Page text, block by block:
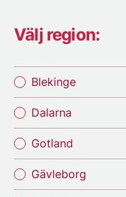
Välj region:
Blekinge
Dalarna
Gotland
Gävleborg